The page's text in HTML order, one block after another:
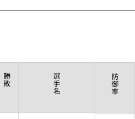
勝
敗
選
手
名
防
御
率